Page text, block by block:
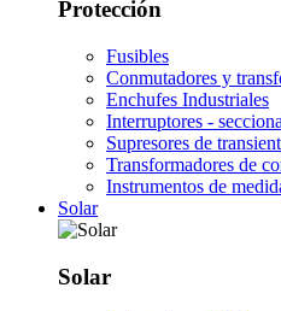
Protección
Fusibles
Conmutadores y
Enchufes Industriales
Interruptores -
Supresores de
Transformadores de
Instrumentos de
Solar
Solar